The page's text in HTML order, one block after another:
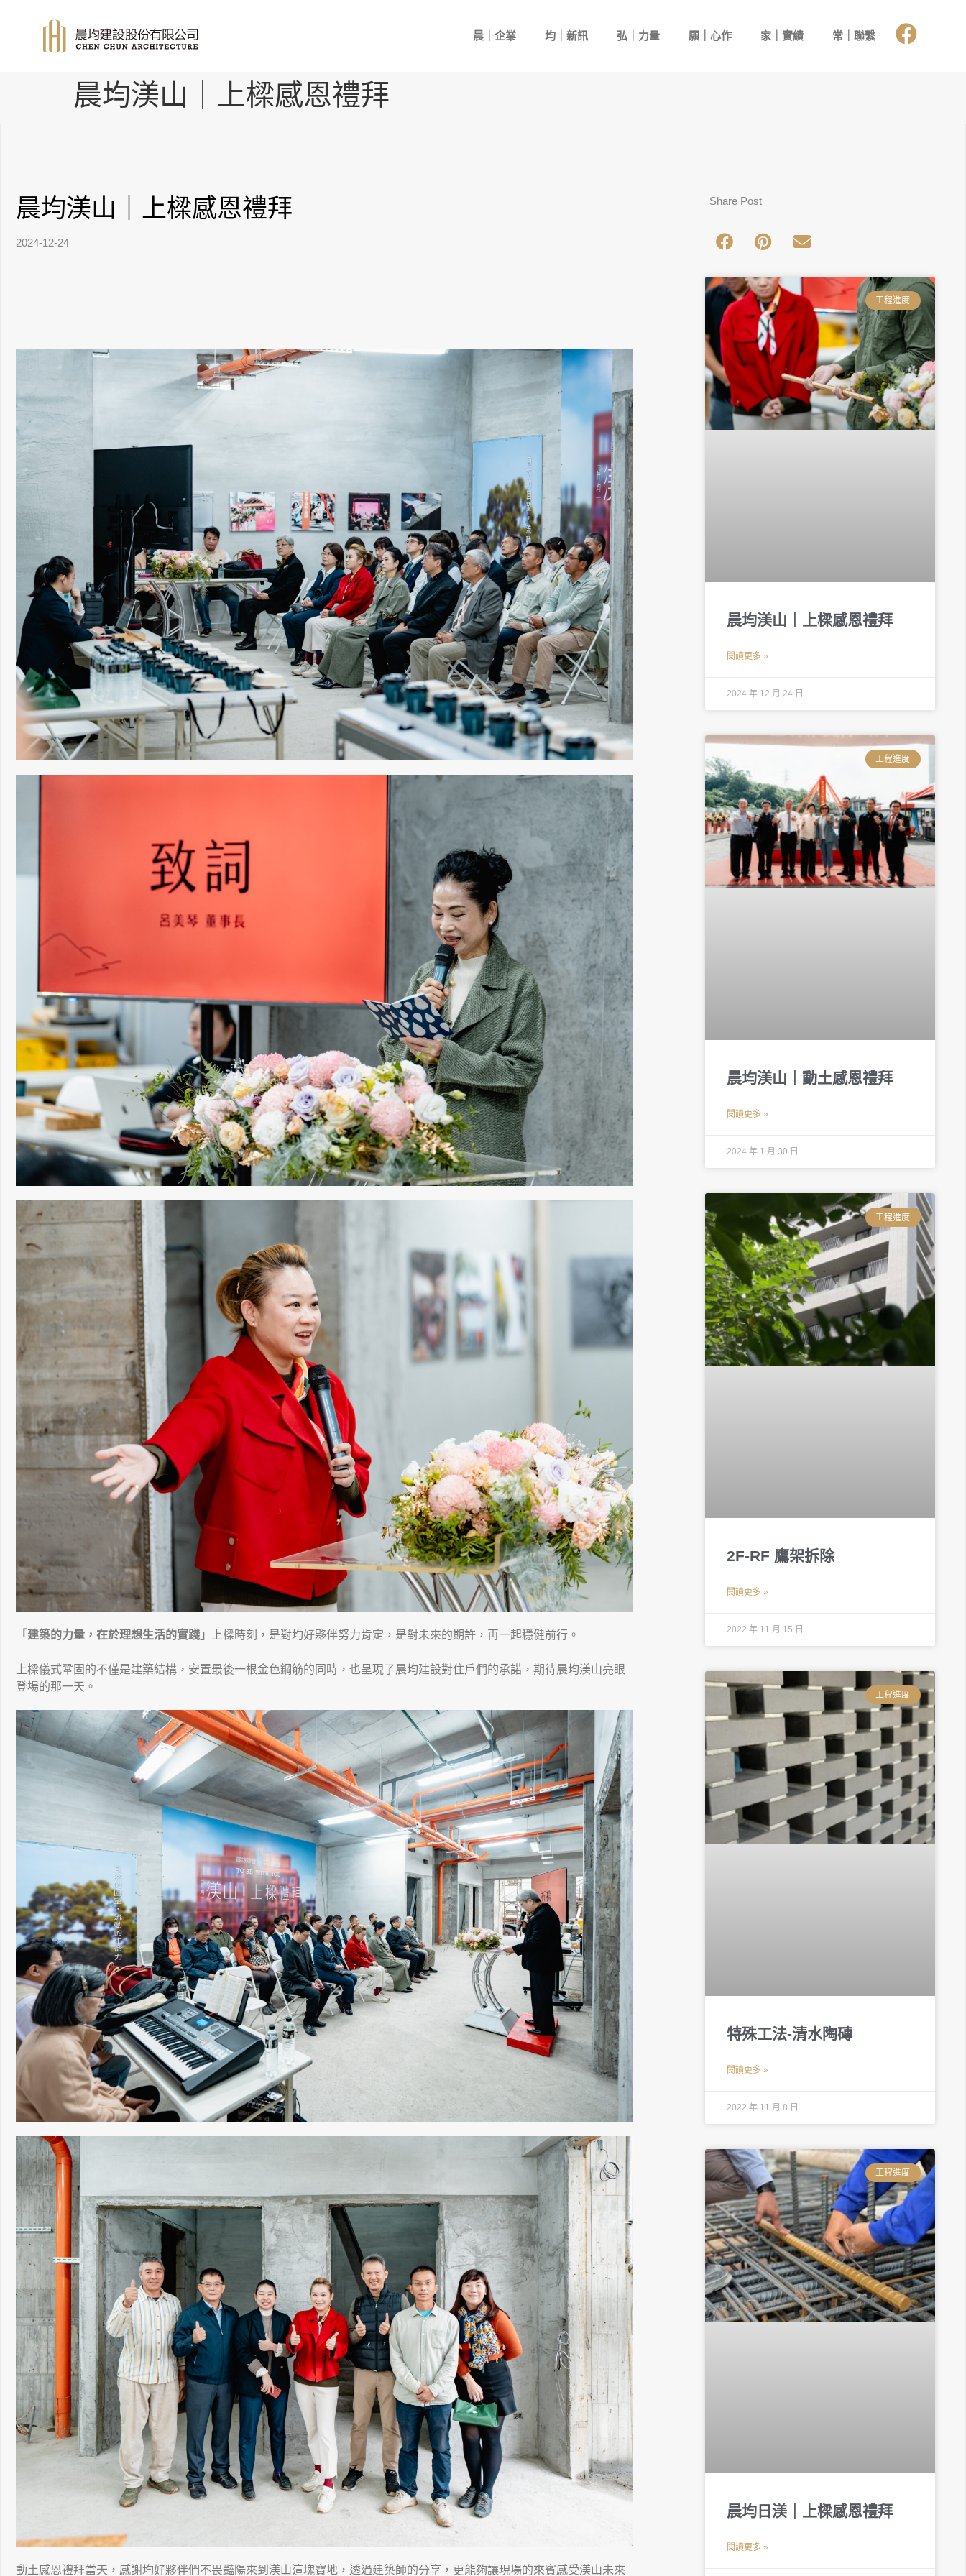
晨｜企業 均｜新訊 弘｜力量 願｜心作 家｜實績 常｜聯繫
晨均渼山｜上樑感恩禮拜
晨均渼山｜上樑感恩禮拜
2024-12-24
「建築的⼒量，在於理想⽣活的實踐」 上樑時刻，是對均好夥伴努力肯定，是對未來的期許，再一起穩健前行。
上樑儀式鞏固的不僅是建築結構，安置最後一根金色鋼筋的同時，也呈現了晨均建設對住戶們的承諾，期待晨均渼山亮眼
登場的那一天。
動土感恩禮拜當天，感謝均好夥伴們不畏豔陽來到渼山這塊寶地，透過建築師的分享，更能夠讓現場的來賓感受渼山未來
Share Post
工程進度
晨均渼山｜上樑感恩禮拜
閱讀更多 »
2024 年 12 月 24 日
工程進度
晨均渼山｜動土感恩禮拜
閱讀更多 »
2024 年 1 月 30 日
工程進度
2F-RF 鷹架拆除
閱讀更多 »
2022 年 11 月 15 日
工程進度
特殊工法-清水陶磚
閱讀更多 »
2022 年 11 月 8 日
工程進度
晨均日渼｜上樑感恩禮拜
閱讀更多 »